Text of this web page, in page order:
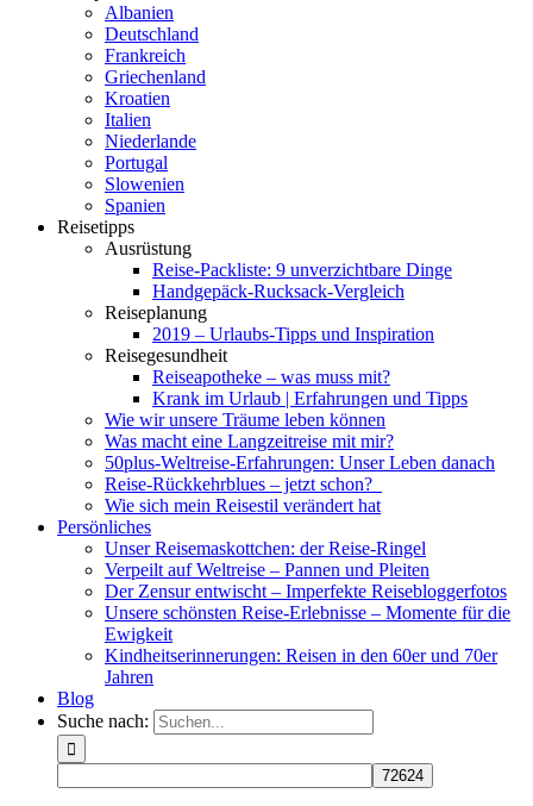
Albanien
Deutschland
Frankreich
Griechenland
Kroatien
Italien
Niederlande
Portugal
Slowenien
Spanien
Reisetipps
Ausrüstung
Reise-Packliste: 9 unverzichtbare Dinge
Handgepäck-Rucksack-Vergleich
Reiseplanung
2019 – Urlaubs-Tipps und Inspiration
Reisegesundheit
Reiseapotheke – was muss mit?
Krank im Urlaub | Erfahrungen und Tipps
Wie wir unsere Träume leben können
Was macht eine Langzeitreise mit mir?
50plus-Weltreise-Erfahrungen: Unser Leben danach
Reise-Rückkehrblues – jetzt schon?
Wie sich mein Reisestil verändert hat
Persönliches
Unser Reisemaskottchen: der Reise-Ringel
Verpeilt auf Weltreise – Pannen und Pleiten
Der Zensur entwischt – Imperfekte Reisebloggerfotos
Unsere schönsten Reise-Erlebnisse – Momente für die
Ewigkeit
Kindheitserinnerungen: Reisen in den 60er und 70er
Jahren
Blog
Suche nach: